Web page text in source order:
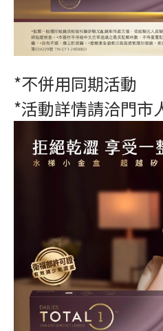
*不併用同期活動
*活動詳情請洽門市